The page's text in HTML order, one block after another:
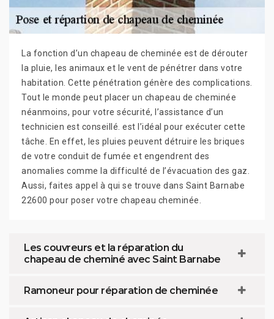
La fonction d’un chapeau de cheminée est de dérouter
la pluie, les animaux et le vent de pénétrer dans votre
habitation. Cette pénétration génère des complications.
Tout le monde peut placer un chapeau de cheminée
néanmoins, pour votre sécurité, l’assistance d’un
technicien est conseillé. est l’idéal pour exécuter cette
tâche. En effet, les pluies peuvent détruire les briques
de votre conduit de fumée et engendrent des
anomalies comme la difficulté de l’évacuation des gaz.
Aussi, faites appel à qui se trouve dans Saint Barnabe
22600 pour poser votre chapeau cheminée.
Les couvreurs et la réparation du
chapeau de cheminé avec Saint Barnabe
Ramoneur pour réparation de cheminée